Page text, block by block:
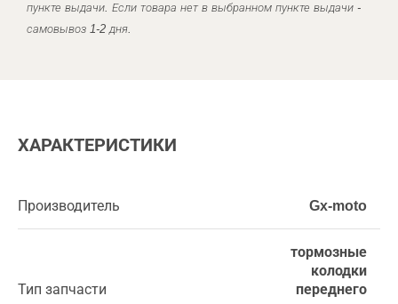
пункте выдачи. Если товара нет в выбранном пункте выдачи -
самовывоз 1-2 дня.
ХАРАКТЕРИСТИКИ
Производитель Gx-moto
Тип запчасти
тормозные
колодки
переднего